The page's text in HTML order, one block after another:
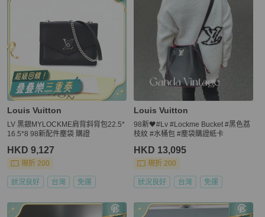
Louis Vuitton
LV 黑銀MYLOCKME肩背斜背包22.5*
16.5*8 98新配件塵袋 購證
HKD 9,127
現折 200
狀況良好 台灣 免運
Louis Vuitton
98新🖤#Lv #Lockme Bucket #黑色荔
枝紋 #水桶包 #塵袋購證紙卡
HKD 13,095
現折 200
狀況良好 台灣 免運